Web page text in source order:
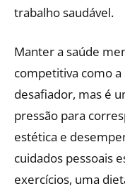
trabalho saudável.
Manter a saúde
competitiva como
desafiador, mas é
pressão para
estética e
cuidados pessoais
exercícios, uma